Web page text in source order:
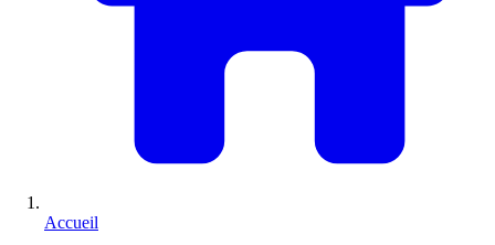
Accueil